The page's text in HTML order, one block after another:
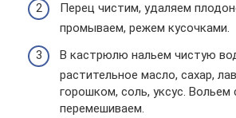
Перец чистим, удаляем
промываем, режем кусочками.
В кастрюлю нальем чистую
растительное масло, сахар,
горошком, соль, уксус.
перемешиваем.